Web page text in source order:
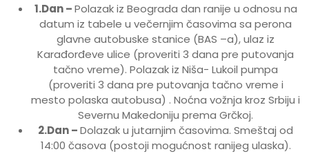
1.Dan –Polazak iz Beograda dan ranije u odnosu na
datum iz tabele u večernjim časovima sa perona
glavne autobuske stanice (BAS –a), ulaz iz
Karađorđeve ulice (proveriti 3 dana pre putovanja
tačno vreme). Polazak iz Niša- Lukoil pumpa
(proveriti 3 dana pre putovanja tačno vreme i
mesto polaska autobusa) . Noćna vožnja kroz Srbiju i
Severnu Makedoniju prema Grčkoj.
2.Dan –Dolazak u jutarnjim časovima. Smeštaj od
14:00 časova (postoji mogućnost ranijeg ulaska).